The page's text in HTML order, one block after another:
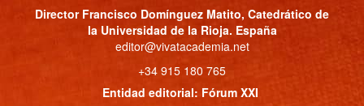
Director Francisco Domínguez Matito, Catedrático de
la Universidad de la Rioja. España
editor@vivatacademia.net
+34 915 180 765
Entidad editorial: Fórum XXI